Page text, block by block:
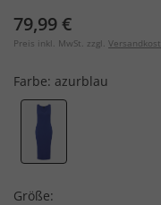
79,99 €
Preis inkl. MwSt. zzgl.
Farbe: azurblau
Größe: